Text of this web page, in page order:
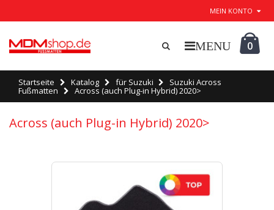
MEIN KONTO
0
Startseite Katalog für Suzuki Suzuki Across
Fußmatten Across (auch Plug-in Hybrid) 2020>
Across (auch Plug-in Hybrid) 2020>